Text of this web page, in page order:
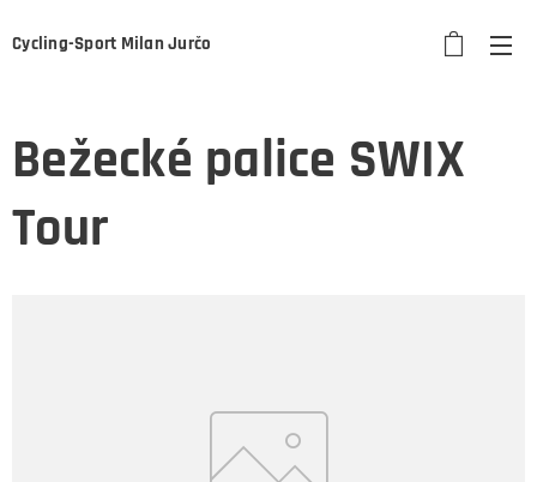
Cycling-Sport Milan Jurčo
Bežecké palice SWIX
Tour